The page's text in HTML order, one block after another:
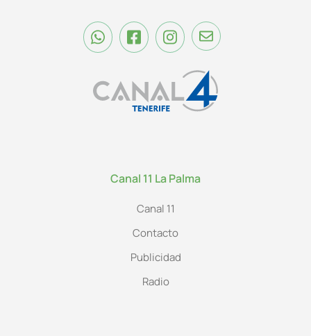
Canal 11 La Palma
Canal 11
Contacto
Publicidad
Radio